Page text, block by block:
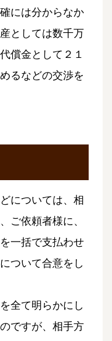
には分からなか
としては数千万
償金として２１
るなどの交渉を
については、相
ご依頼者様に、
を一括で支払わせ
ついて合意をし
全て明らかにし
ですが、相手方